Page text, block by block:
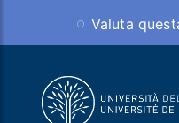
Valuta